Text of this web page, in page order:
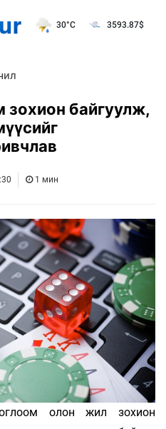
30°C 3593.87$
зохион байгуулж,
1 мин
олон жил зохион